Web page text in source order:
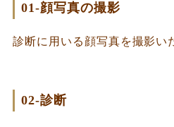
01-顔写真の撮影
診断に用いる顔写真を撮影い
02-診断